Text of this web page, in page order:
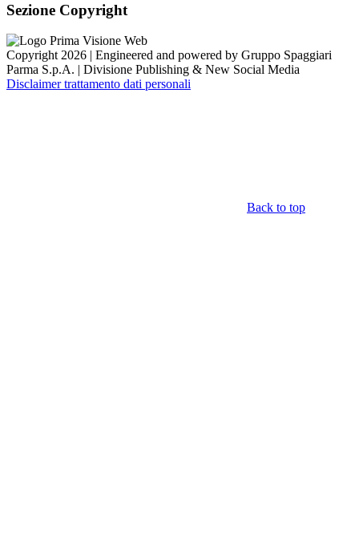
Sezione Copyright
Copyright 2026 | Engineered and powered by Gruppo Spaggiari
Parma S.p.A. | Divisione Publishing & New Social Media
Disclaimer trattamento dati personali
Back to top